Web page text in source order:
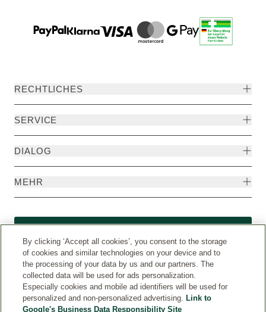
RECHTLICHES
SERVICE
DIALOG
MEHR
By clicking ‘Accept all cookies’, you consent to the storage
of cookies and similar technologies on your device and to
the processing of your data by us and our partners. The
collected data will be used for ads personalization.
Especially cookies and mobile ad identifiers will be used for
personalized and non-personalized advertising. Link to
Google's Business Data Responsibility Site